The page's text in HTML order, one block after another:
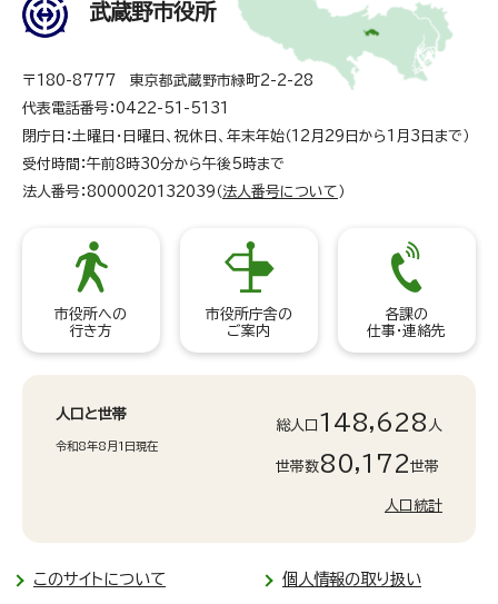
武蔵野市役所
〒180-8777 東京都武蔵野市緑町2-2-28
代表電話番号：0422-51-5131
閉庁日：土曜日・日曜日、祝休日、年末年始（12月29日から1月3日まで）
受付時間：午前8時30分から午後5時まで
法人番号：8000020132039（ 法人番号について ）
市役所への
行き方
市役所庁舎の
ご案内
各課の
仕事・連絡先
人口と世帯
令和8年8月1日現在
総人口 148,628 人
世帯数80,172世帯
人口統計
このサイトについて 個人情報の取り扱い